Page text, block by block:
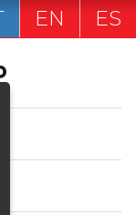
EN ES